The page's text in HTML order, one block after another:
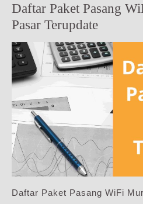
Daftar Paket Pasang
Pasar Terupdate
Daftar Paket Pasang WiFi